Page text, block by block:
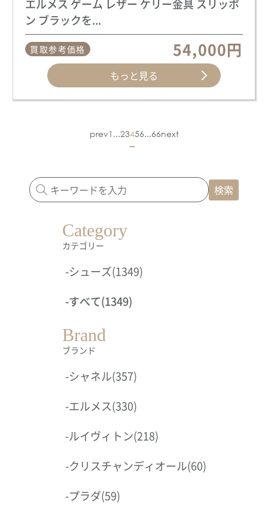
エルメス ゲーム レザー ケリー金具 スリッポ
ン ブラックを...
買取参考価格 54,000円
もっと見る
prev1 ...23456...66next
検索
Category
カテゴリー
-シューズ(1349)
-すべて(1349)
Brand
ブランド
-シャネル(357)
-エルメス(330)
-ルイヴィトン(218)
-クリスチャンディオール(60)
-プラダ(59)